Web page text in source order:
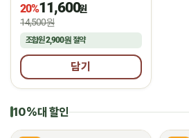
20%11,600원
14,500원
조합원2,900원 절약
담기
10%대 할인